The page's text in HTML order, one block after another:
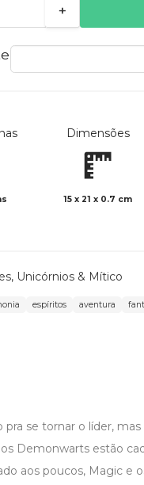
+
Dimensões
15 x 21 x 0.7 cm
Unicórnios & Mítico
espíritos aventura
se tornar o líder,
Demonwarts estão
aos poucos, Magic e